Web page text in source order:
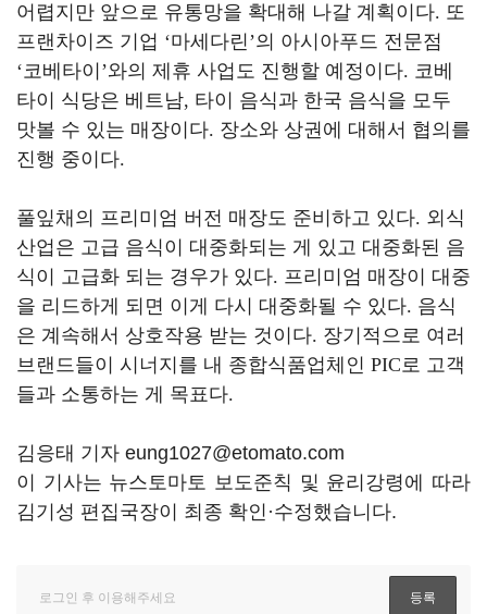
어렵지만 앞으로 유통망을 확대해 나갈 계획이다. 또
프랜차이즈 기업 ‘마세다린’의 아시아푸드 전문점
‘코베타이 ’와의 제휴 사업도 진행할 예정이다. 코베
타이 식당은 베트남, 타이 음식과 한국 음식을 모두
맛볼 수 있는 매장이다. 장소와 상권에 대해서 협의를
진행 중이다.
풀잎채의 프리미엄 버전 매장도 준비하고 있다. 외식
산업은 고급 음식이 대중화되는 게 있고 대중화된 음
식이 고급화 되는 경우가 있다. 프리미엄 매장이 대중
을 리드하게 되면 이게 다시 대중화될 수 있다. 음식
은 계속해서 상호작용 받는 것이다. 장기적으로 여러
브랜드들이 시너지를 내 종합식품업체인 PIC로 고객
들과 소통하는 게 목표다.
김응태 기자 eung1027@etomato.com
이 기사는 뉴스토마토 보도준칙 및 윤리강령에 따라
김기성 편집국장이 최종 확인·수정했습니다.